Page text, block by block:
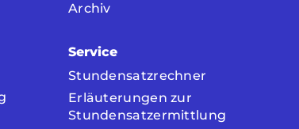
Archiv
Service
Stundensatzrechner
Erläuterungen zur
Stundensatzermittlung